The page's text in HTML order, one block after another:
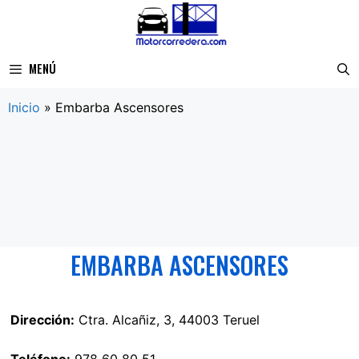
MENÚ
Inicio » Embarba Ascensores
EMBARBA ASCENSORES
Dirección: Ctra. Alcañiz, 3, 44003 Teruel